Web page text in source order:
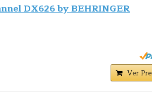
DX626 by BEHRINGER
Ver